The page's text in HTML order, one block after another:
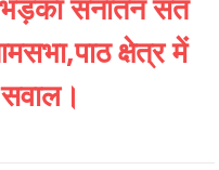
सनातन संत
क्षेत्र में